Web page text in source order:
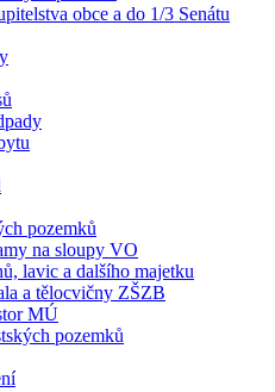
obce a do 1/3 Senátu
pozemků
na sloupy VO
lavic a dalšího majetku
a tělocvičny ZŠZB
MÚ
pozemků